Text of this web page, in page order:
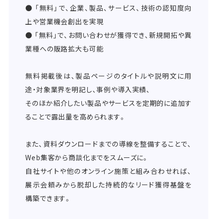
● 「無料」で、企業、製品、サービス、技術の認知度向
上や営業機会創出を実現
● 「無料」で、お問い合わせが獲得でき、新規開拓や異
業種への販路拡大も可能
無料掲載後は、製品ページのタイトルや説明文に用
途・対象業界を明記し、事例や導入実績、
そのほか紹介したい製品やサービスを定期的に追加す
ることで露出量を高められます。
また、資料ダウンロードまでの導線を整備することで、
Web集客から商談化までをスムーズに。
自社サイトや他のオンライン施策と組み合わせれば、
展示会頼みから脱却した持続的なリード獲得基盤を
構築できます。